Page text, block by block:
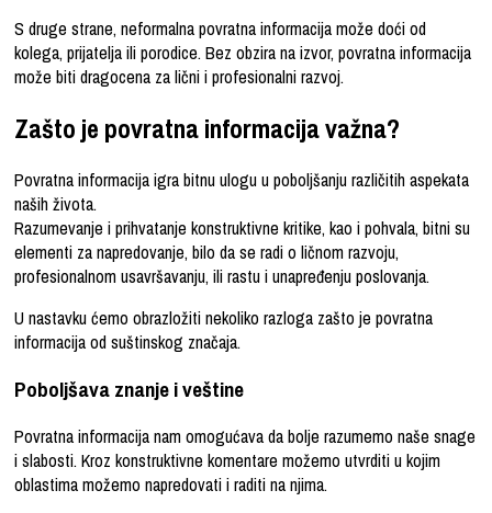
S druge strane, neformalna povratna informacija može doći od
kolega, prijatelja ili porodice. Bez obzira na izvor, povratna informacija
može biti dragocena za lični i profesionalni razvoj.
Zašto je povratna informacija važna?
Povratna informacija igra bitnu ulogu u poboljšanju različitih aspekata
naših života.
Razumevanje i prihvatanje konstruktivne kritike, kao i pohvala, bitni su
elementi za napredovanje, bilo da se radi o ličnom razvoju,
profesionalnom usavršavanju, ili rastu i unapređenju poslovanja.
U nastavku ćemo obrazložiti nekoliko razloga zašto je povratna
informacija od suštinskog značaja.
Poboljšava znanje i veštine
Povratna informacija nam omogućava da bolje razumemo naše snage
i slabosti. Kroz konstruktivne komentare možemo utvrditi u kojim
oblastima možemo napredovati i raditi na njima.